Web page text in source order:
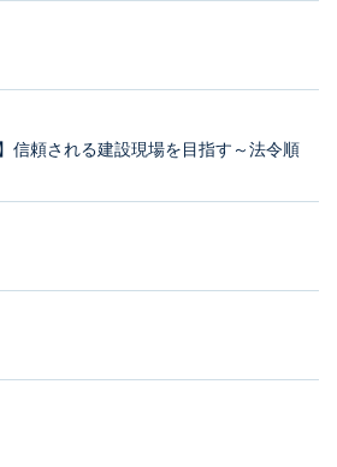
信頼される建設現場を目指す～法令順